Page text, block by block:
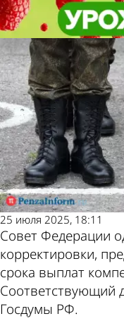
Срок
Общество
25 июля 2025, 18:11
Совет Федерации
корректировки,
срока выплат
Соответствующий
Госдумы РФ.
Срок
Общество
Другие
теме
валют